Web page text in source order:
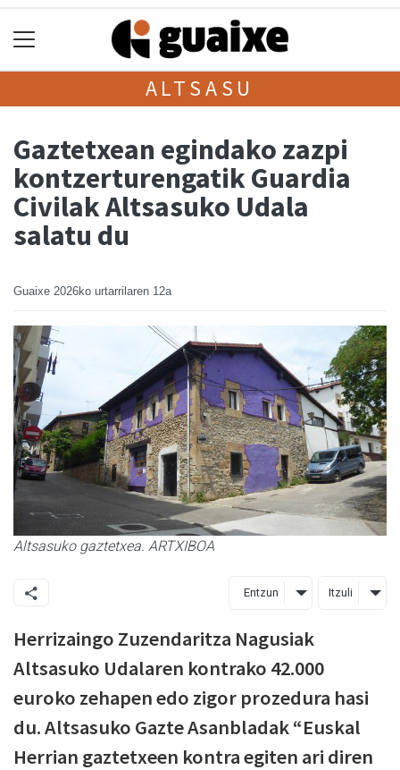
ALTSASU
Gaztetxean egindako zazpi
kontzerturengatik Guardia
Civilak Altsasuko Udala
salatu du
Guaixe 2026ko urtarrilaren 12a
Altsasuko gaztetxea. ARTXIBOA
Entzun Itzuli
Herrizaingo Zuzendaritza Nagusiak
Altsasuko Udalaren kontrako 42.000
euroko zehapen edo zigor prozedura hasi
du. Altsasuko Gazte Asanbladak “Euskal
Herrian gaztetxeen kontra egiten ari diren